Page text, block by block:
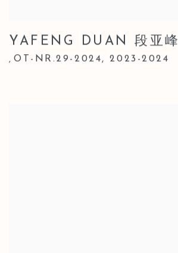
YAFENG DUAN 段亚峰
, OT-NR.29-2024,2023-2024